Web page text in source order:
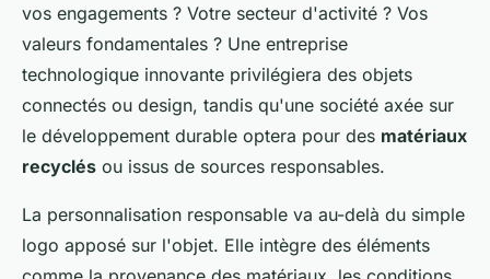
vos engagements ? Votre secteur d'activité ? Vos
valeurs fondamentales ? Une entreprise
technologique innovante privilégiera des objets
connectés ou design, tandis qu'une société axée sur
le développement durable optera pour des matériaux
recyclés ou issus de sources responsables.
La personnalisation responsable va au-delà du simple
logo apposé sur l'objet. Elle intègre des éléments